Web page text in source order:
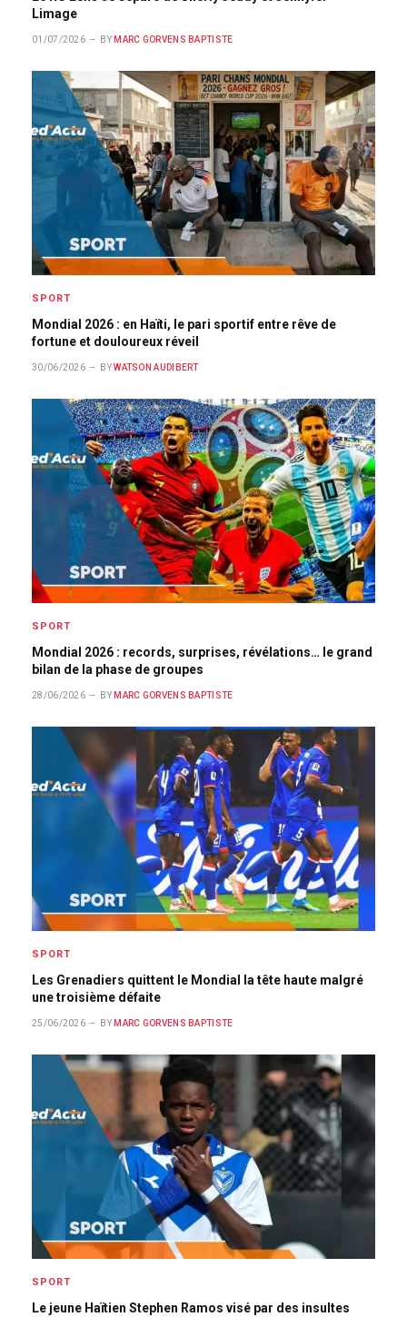
Limage
01/07/2026 BY MARC GORVENS BAPTISTE
SPORT
Mondial 2026 : en Haïti, le pari sportif entre rêve de
fortune et douloureux réveil
30/06/2026 BY WATSON AUDIBERT
SPORT
Mondial 2026 : records, surprises, révélations… le grand
bilan de la phase de groupes
28/06/2026 BY MARC GORVENS BAPTISTE
SPORT
Les Grenadiers quittent le Mondial la tête haute malgré
une troisième défaite
25/06/2026 BY MARC GORVENS BAPTISTE
SPORT
Le jeune Haïtien Stephen Ramos visé par des insultes